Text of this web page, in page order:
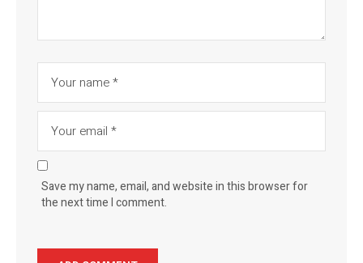
Save my name, email, and website in this browser for
the next time I comment.